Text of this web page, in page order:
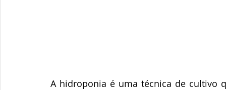
A hidroponia é uma técnica de cultivo